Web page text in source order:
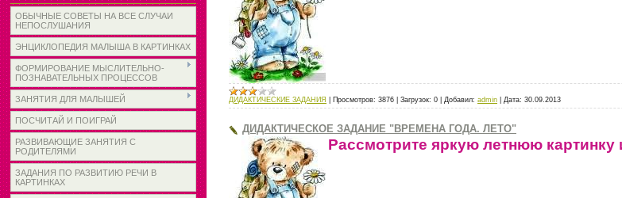
ОБЫЧНЫЕ СОВЕТЫ НА ВСЕ СЛУЧАИ
НЕПОСЛУШАНИЯ
ЭНЦИКЛОПЕДИЯ МАЛЫША В КАРТИНКАХ
ФОРМИРОВАНИЕ МЫСЛИТЕЛЬНО-
ПОЗНАВАТЕЛЬНЫХ ПРОЦЕССОВ
ЗАНЯТИЯ ДЛЯ МАЛЫШЕЙ
ПОСЧИТАЙ И ПОИГРАЙ
РАЗВИВАЮЩИЕ ЗАНЯТИЯ С
РОДИТЕЛЯМИ
ЗАДАНИЯ ПО РАЗВИТИЮ РЕЧИ В
КАРТИНКАХ
ДИДАКТИЧЕСКИЕ ЗАДАНИЯ Просмотров: 3876 Загрузок: 0 Добавил: admin Дата: 30.09.2013
ДИДАКТИЧЕСКОЕ ЗАДАНИЕ "ВРЕМЕНА ГОДА. ЛЕТО"
Рассмотрите яркую летнюю картинку